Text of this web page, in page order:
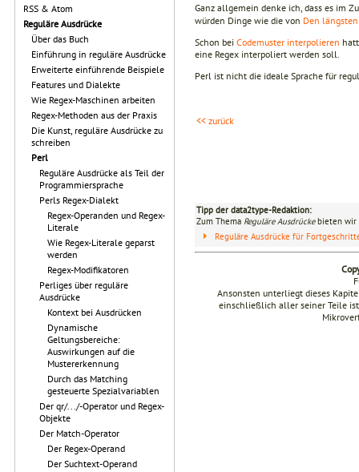
RSS & Atom
Reguläre Ausdrücke
Über das Buch
Einführung in reguläre Ausdrücke
Erweiterte einführende Beispiele
Features und Dialekte
Wie Regex-Maschinen arbeiten
Regex-Methoden aus der Praxis
Die Kunst, reguläre Ausdrücke zu
schreiben
Perl
Reguläre Ausdrücke als Teil der
Programmiersprache
Perls Regex-Dialekt
Regex-Operanden und Regex-
Literale
Wie Regex-Literale geparst
werden
Regex-Modifikatoren
Perliges über reguläre
Ausdrücke
Kontext bei Ausdrücken
Dynamische
Geltungsbereiche:
Auswirkungen auf die
Mustererkennung
Durch das Matching
gesteuerte Spezialvariablen
Der qr/.../-Operator und Regex-
Objekte
Der Match-Operator
Der Regex-Operand
Der Suchtext-Operand
Ganz allgemein denke ich, dass es im
würden Dinge wie die von Den
Schon bei Codemuster interpolieren
eine Regex interpoliert werden soll.
Perl ist nicht die ideale Sprache für
<< zurück
Tipp der data2type-Redaktion:
Zum Thema Reguläre Ausdrückebieten wir
Reguläre Ausdrücke für
Ansonsten unterliegt dieses
einschließlich aller seiner Teile